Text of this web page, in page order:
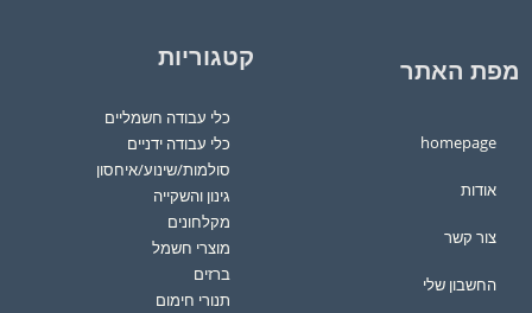
מפת האתר
homepage
אודות
צור קשר
החשבון שלי
קטגוריות
כלי עבודה חשמליים
כלי עבודה ידניים
סולמות/שינוע/איחסון
גינון והשקייה
מקלחונים
מוצרי חשמל
ברזים
תנורי חימום